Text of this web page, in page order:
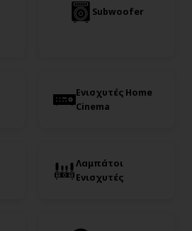
Subwoofer
Ενισχυτές Home
Cinema
Λαμπάτοι
Ενισχυτές